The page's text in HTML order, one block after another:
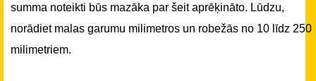
summa noteikti būs mazāka par šeit aprēķināto. Lūdzu,
norādiet malas garumu milimetros un robežās no 10 līdz 250
milimetriem.